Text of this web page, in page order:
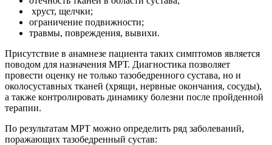
хруст, щелчки;
ограничение подвижности;
травмы, повреждения, вывихи.
Присутствие в анамнезе пациента таких симптомов является
поводом для назначения МРТ. Диагностика позволяет
провести оценку не только тазобедренного сустава, но и
околосуставных тканей (хрящи, нервные окончания, сосуды),
а также контролировать динамику болезни после пройденной
терапии.
По результатам МРТ можно определить ряд заболеваний,
поражающих тазобедренный сустав: